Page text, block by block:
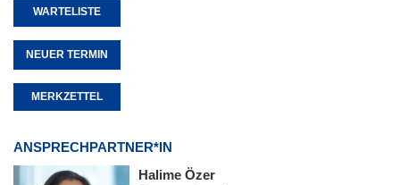
WARTELISTE
NEUER TERMIN
MERKZETTEL
ANSPRECHPARTNER*IN
Halime Özer